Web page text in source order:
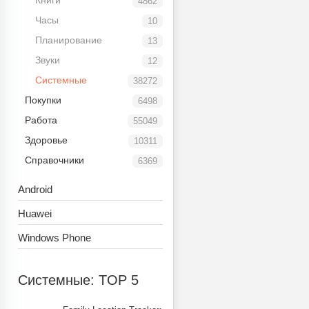
10
Часы
13
Планирование
12
Звуки
38272
Системные
6498
Покупки
55049
Работа
10311
Здоровье
6369
Справочники
Android
Huawei
Windows Phone
Системные: TOP 5